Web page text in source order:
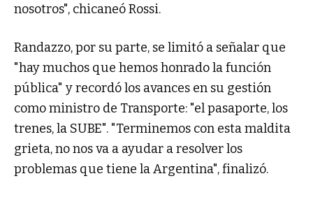
nosotros", chicaneó Rossi.
Randazzo, por su parte, se limitó a señalar que
"hay muchos que hemos honrado la función
pública" y recordó los avances en su gestión
como ministro de Transporte: "el pasaporte, los
trenes, la SUBE". "Terminemos con esta maldita
grieta, no nos va a ayudar a resolver los
problemas que tiene la Argentina", finalizó.